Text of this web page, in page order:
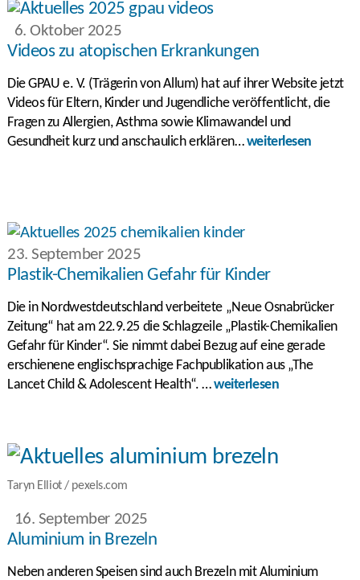
6. Oktober 2025
Videos zu atopischen Erkrankungen
Die GPAU e. V. (Trägerin von Allum) hat auf ihrer Website jetzt
Videos für Eltern, Kinder und Jugendliche veröffentlicht, die
Fragen zu Allergien, Asthma sowie Klimawandel und
Gesundheit kurz und anschaulich erklären…weiterlesen
23. September 2025
Plastik-Chemikalien Gefahr für Kinder
Die in Nordwestdeutschland verbeitete „Neue Osnabrücker
Zeitung“ hat am 22.9.25 die Schlagzeile „Plastik-Chemikalien
Gefahr für Kinder“. Sie nimmt dabei Bezug auf eine gerade
erschienene englischsprachige Fachpublikation aus „The
Lancet Child & Adolescent Health“. …weiterlesen
Taryn Elliot / pexels.com
16. September 2025
Aluminium in Brezeln
Neben anderen Speisen sind auch Brezeln mit Aluminium